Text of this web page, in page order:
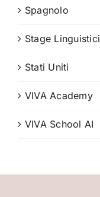
Spagnolo
Stage Linguistici
Stati Uniti
VIVA Academy
VIVA School AI